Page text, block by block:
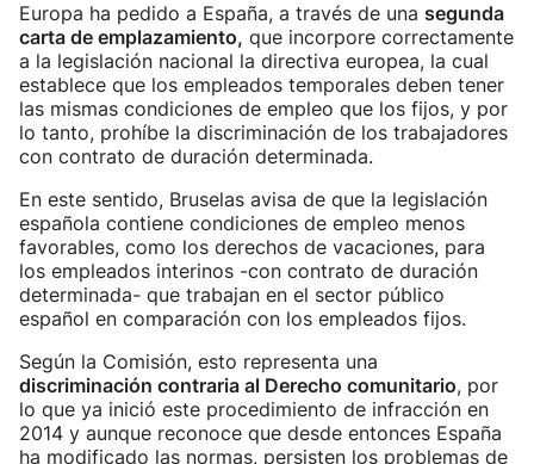
Europa ha pedido a España, a través de una segunda
carta de emplazamiento, que incorpore correctamente
a la legislación nacional la directiva europea, la cual
establece que los empleados temporales deben tener
las mismas condiciones de empleo que los fijos, y por
lo tanto, prohíbe la discriminación de los trabajadores
con contrato de duración determinada.
En este sentido, Bruselas avisa de que la legislación
española contiene condiciones de empleo menos
favorables, como los derechos de vacaciones, para
los empleados interinos -con contrato de duración
determinada- que trabajan en el sector público
español en comparación con los empleados fijos.
Según la Comisión, esto representa una
discriminación contraria al Derecho comunitario, por
lo que ya inició este procedimiento de infracción en
2014 y aunque reconoce que desde entonces España
ha modificado las normas, persisten los problemas de